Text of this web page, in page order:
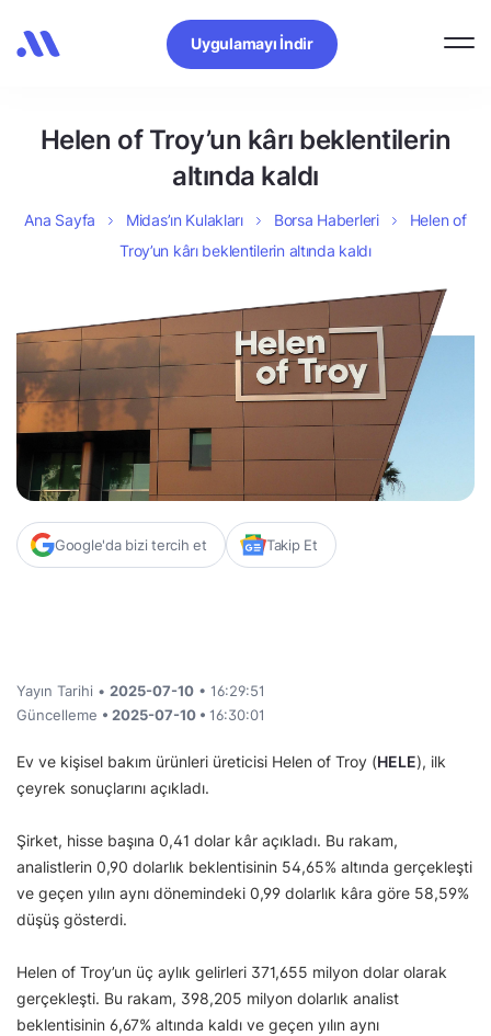
Uygulamayı İndir
Helen of Troy’un kârı beklentilerin
altında kaldı
Ana Sayfa Midas’ın Kulakları Borsa Haberleri
Helen of
Troy’un kârı beklentilerin altında kaldı
Google'da bizi tercih et Takip Et
Yayın Tarihi • 2025-07-10 • 16:29:51
Güncelleme • 2025-07-10 • 16:30:01
Ev ve kişisel bakım ürünleri üreticisi Helen of Troy (HELE), ilk
çeyrek sonuçlarını açıkladı.
Şirket, hisse başına 0,41 dolar kâr açıkladı. Bu rakam,
analistlerin 0,90 dolarlık beklentisinin 54,65% altında gerçekleşti
ve geçen yılın aynı dönemindeki 0,99 dolarlık kâra göre 58,59%
düşüş gösterdi.
Helen of Troy’un üç aylık gelirleri 371,655 milyon dolar olarak
gerçekleşti. Bu rakam, 398,205 milyon dolarlık analist
beklentisinin 6,67% altında kaldı ve geçen yılın aynı